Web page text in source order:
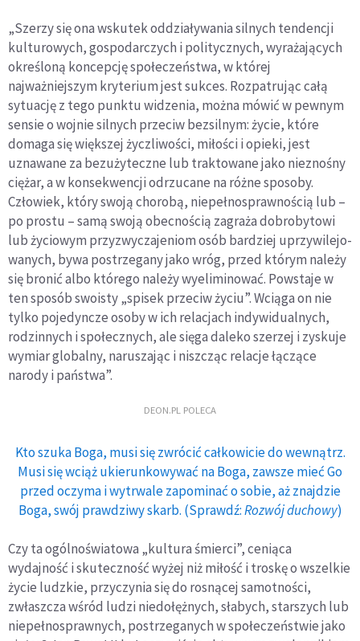
„Szerzy się ona wskutek oddziaływania silnych tendencji
kultu­rowych, gospodarczych i politycznych, wyrażających
określoną koncepcję społeczeństwa, w której
najważniejszym kryterium jest sukces. Rozpatrując całą
sytuację z tego punktu widzenia, można mówić w pewnym
sensie o wojnie silnych przeciw bez­silnym: życie, które
domaga się większej życzliwości, miłości i opieki, jest
uznawane za bezużyteczne lub traktowane jako nieznośny
ciężar, a w konsekwencji odrzucane na różne spo­soby.
Człowiek, który swoją chorobą, niepełnosprawnością lub –
po prostu – samą swoją obecnością zagraża dobrobytowi
lub życiowym przyzwyczajeniom osób bardziej uprzywilejo­
wanych, bywa postrzegany jako wróg, przed którym należy
się bronić albo którego należy wyeliminować. Powstaje w
ten sposób swoisty „spisek przeciw życiu”. Wciąga on nie
tylko pojedyncze osoby w ich relacjach indywidualnych,
rodzinnych i społecznych, ale sięga daleko szerzej i zyskuje
wymiar globalny, naruszając i niszcząc relacje łączące
narody i państwa”.
DEON.PL POLECA
Kto szuka Boga, musi się zwrócić całkowicie do wewnątrz.
Musi się wciąż ukierunkowywać na Boga, zawsze mieć Go
przed oczyma i wytrwale zapominać o sobie, aż znajdzie
Boga, swój prawdziwy skarb. (Sprawdź:Rozwój duchowy)
Czy ta ogólnoświatowa „kultura śmierci”, ceniąca
wydajność i skuteczność wyżej niż miłość i troskę o wszelkie
życie ludz­kie, przyczynia się do rosnącej samotności,
zwłaszcza wśród ludzi niedołężnych, słabych, starszych lub
niepełnosprawnych, postrzeganych w społeczeństwie jako